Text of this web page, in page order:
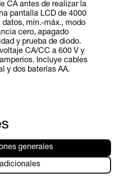
CA antes de realizar la
pantalla LCD de 4000
mín.-máx., modo
cero, apagado
y prueba de diodo.
CA/CC a 600 V y
Incluye cables
y dos baterías AA.
generales